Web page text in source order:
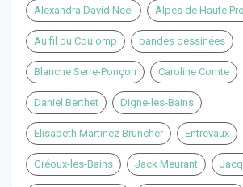
Alexandra David Neel Alpes de Haute
Au fil du Coulomp bandes dessinées
Blanche Serre-Ponçon Caroline Comte
Daniel Berthet Digne-les-Bains
Elisabeth Martinez Bruncher Entrevaux
Gréoux-les-Bains Jack Meurant